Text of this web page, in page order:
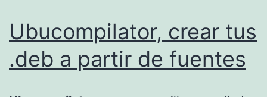
Ubucompilator, crear tus
.deb a partir de fuentes